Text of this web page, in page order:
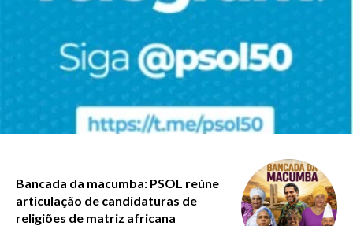
Bancada da macumba: PSOL reúne
articulação de candidaturas de
religiões de matriz africana